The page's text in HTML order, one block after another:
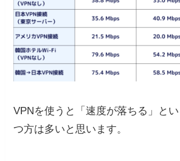
VPNを使うと「速度が落ちる」と
つ方は多いと思います。